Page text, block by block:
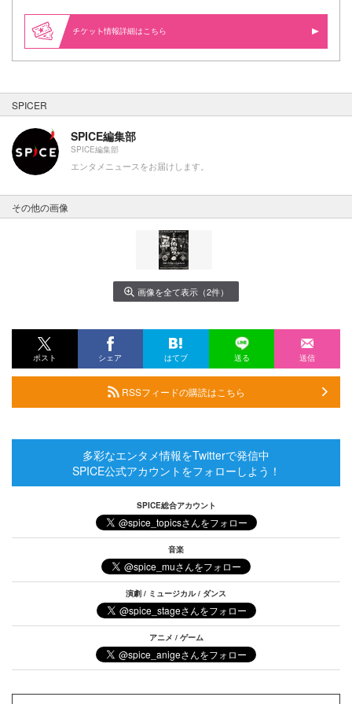
情報詳細はこちら
SPICER
SPICE編集部
SPICE編集部
エンタメニュースをお届けします。
その他の画像
画像を全て表示（2件）
ポスト シェア はてブ 送る 送信
RSSフィードの購読はこちら
多彩なエンタメ情報をTwitterで発信中
SPICE公式アカウントをフォローしよう！
SPICE総合アカウント
音楽
演劇 / ミュージカル / ダンス
アニメ / ゲーム